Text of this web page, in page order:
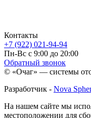
Контакты
+7 (922) 021-94-94
Пн-Вс с 9:00 до 20:00
Обратный звонок
© «Очаг» — системы
Разработчик - Nova
На нашем сайте мы
местоположении для